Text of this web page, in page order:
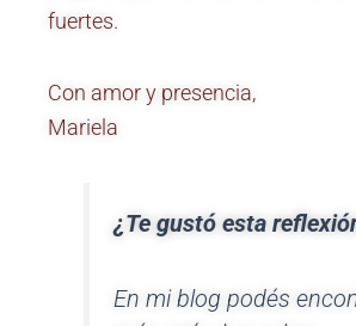
fuertes.
Con amor y presencia,
Mariela
¿Te gustó esta
En mi blog podés